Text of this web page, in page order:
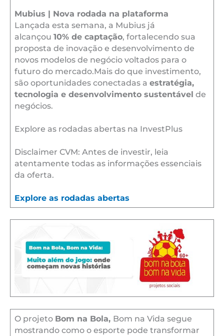
Mubius | Nova rodada na plataforma
Lançada esta semana, a Mubius já
alcançou 10% de captação, fortalecendo sua
proposta de inovação e desenvolvimento de
novos modelos de negócio voltados para o
futuro do mercado.Mais do que investimento,
são oportunidades conectadas a estratégia,
tecnologia e desenvolvimento sustentável de
negócios.
Explore as rodadas abertas na InvestPlus
Disclaimer CVM: Antes de investir, leia
atentamente todas as informações essenciais
da oferta.
Explore as rodadas abertas
O projeto Bom na Bola, Bom na Vida segue
mostrando como o esporte pode transformar